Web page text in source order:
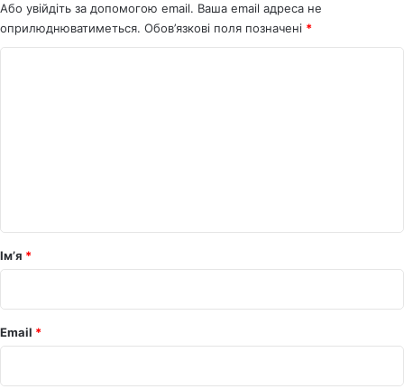
Або увійдіть за допомогою email. Ваша email адреса не
оприлюднюватиметься. Обов’язкові поля позначені *
рІм’я *
Email *